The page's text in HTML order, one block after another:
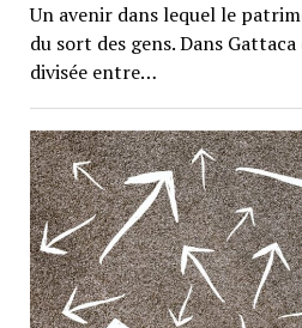
Un avenir dans lequel le
du sort des gens. Dans
divisée entre…